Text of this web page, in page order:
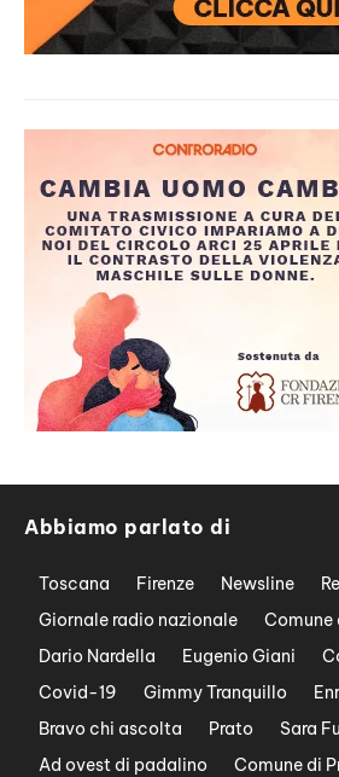
Abbiamo parlato di
Toscana Firenze Newsline
Giornale radio nazionale
Comune
Dario Nardella
Eugenio Giani
Covid-19
Gimmy Tranquillo
Bravo chi ascolta
Prato Sara
Ad ovest di padalino
Comune di